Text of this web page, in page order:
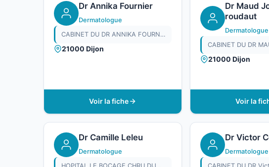
Dr Annika Fournier
Dermatologue
CABINET DU DR ANNIKA FOURNIER
21000 Dijon
Voir la fiche
Dr Maud
roudaut
Dermatologue
21000 Dijon
Voir la
Dr Camille Leleu
Dermatologue
Dr Victor
Dermatologue